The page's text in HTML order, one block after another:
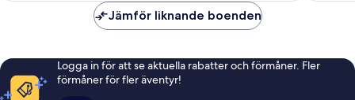
Jämför liknande boenden
Logga in för att se aktuella rabatter och förmåner. Fler
förmåner för fler äventyr!